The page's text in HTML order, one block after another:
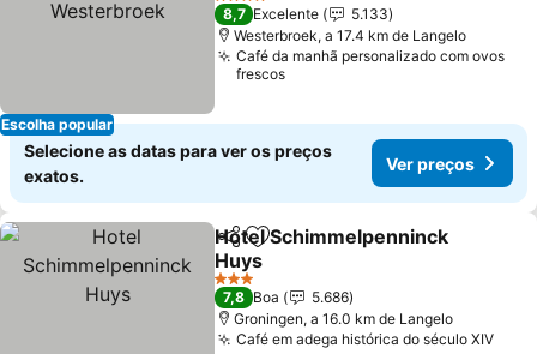
Escolha popular
4 Estrelas
8,7 Excelente
5.133
Westerbroek, a 17.4 km de Langelo
Café da manhã personalizado com ovos
frescos
Selecione as datas para ver os preços
exatos.
Ver preços
PartilharAdicionar aos favoritos
Hotel Schimmelpenninck
Huys
3 Estrelas
7,8 Boa
5.686
Groningen, a 16.0 km de Langelo
Café em adega histórica do século XIV